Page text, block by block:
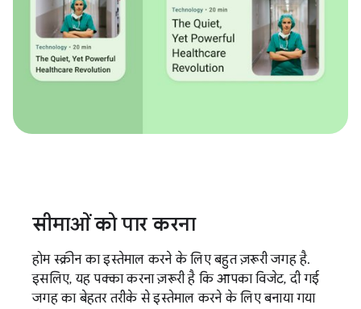
सीमाओं को पार करना
होम स्क्रीन का इस्तेमाल करने के लिए बहुत ज़रूरी जगह है.
इसलिए, यह पक्का करना ज़रूरी है कि आपका विजेट, दी गई
जगह का बेहतर तरीके से इस्तेमाल करने के लिए बनाया गया